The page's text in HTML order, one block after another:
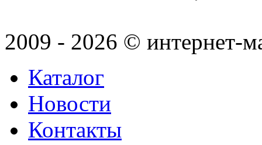
2009 - 2026 © интернет-
Каталог
Новости
Контакты